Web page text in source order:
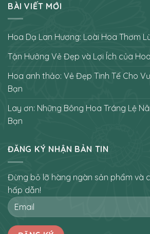
BÀI VIẾT MỚI
Hoa Dạ Lan Hương: Loài Hoa Thơm
Tận Hưởng Vẻ Đẹp và Lợi Ích của
Hoa anh thảo: Vẻ Đẹp Tinh Tế Cho
Bạn
Lay ơn: Những Bông Hoa Tráng Lệ
Bạn
ĐĂNG KÝ NHẬN BẢN TIN
Đừng bỏ lỡ hàng ngàn sản phẩm và
hấp dẫn!